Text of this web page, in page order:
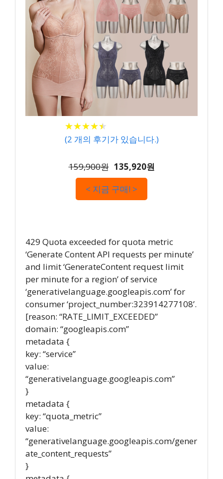
★★★★★
★★★★★
(2 개의 후기가 있습니다.)
159,900원 135,920원
< 지금 구매! >
429 Quota exceeded for quota metric
‘Generate Content API requests per minute’
and limit ‘GenerateContent request limit
per minute for a region’ of service
‘generativelanguage.googleapis.com’ for
consumer ‘project_number:323914277108’.
[reason: “RATE_LIMIT_EXCEEDED”
domain: “googleapis.com”
metadata {
key: “service”
value:
“generativelanguage.googleapis.com”
}
metadata {
key: “quota_metric”
value:
“generativelanguage.googleapis.com/gener
ate_content_requests”
}